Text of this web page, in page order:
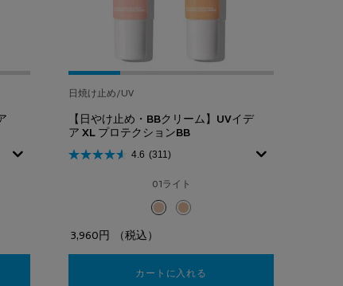
止め・化粧下地】UVイデア XL ティント
日焼け止め/UV
【日やけ止め・BBクリーム】UVイデ
ア XL プロテクションBB
4.6 (311)
01ライト
選択済み
01ライト のカラー 【日やけ止め・BBク
選択済み
02ナチュラル のカラー 【日やけ止
3,960円 （税込）
カートに入れる